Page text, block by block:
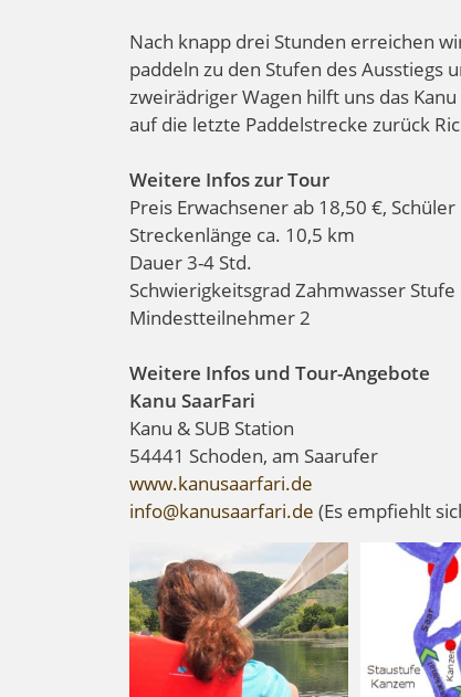
Nach knapp drei Stunden erreichen
paddeln zu den Stufen des
zweirädriger Wagen hilft uns das
auf die letzte Paddelstrecke zurück
Weitere Infos zur Tour
Preis Erwachsener ab 18,50 €,
Streckenlänge ca. 10,5 km
Dauer 3-4 Std.
Schwierigkeitsgrad Zahmwasser Stufe
Mindestteilnehmer 2
Weitere Infos und Tour-Angebote
Kanu SaarFari
Kanu & SUB Station
54441 Schoden, am Saarufer
www.kanusaarfari.de
info@kanusaarfari.de (Es empfiehlt